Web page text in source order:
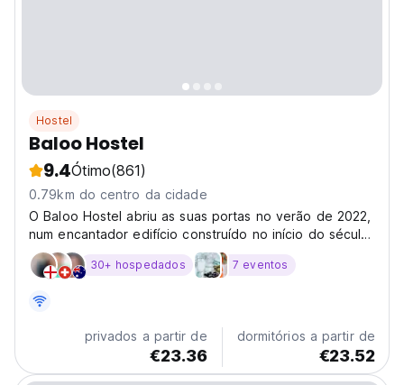
Hostel
Baloo Hostel
9.4Ótimo(861)
0.79km do centro da cidade
O Baloo Hostel abriu as suas portas no verão de 2022,
num encantador edifício construído no início do século
XX.
30+ hospedados 7 eventos
privados a partir de
€23.36
dormitórios a partir de
€23.52